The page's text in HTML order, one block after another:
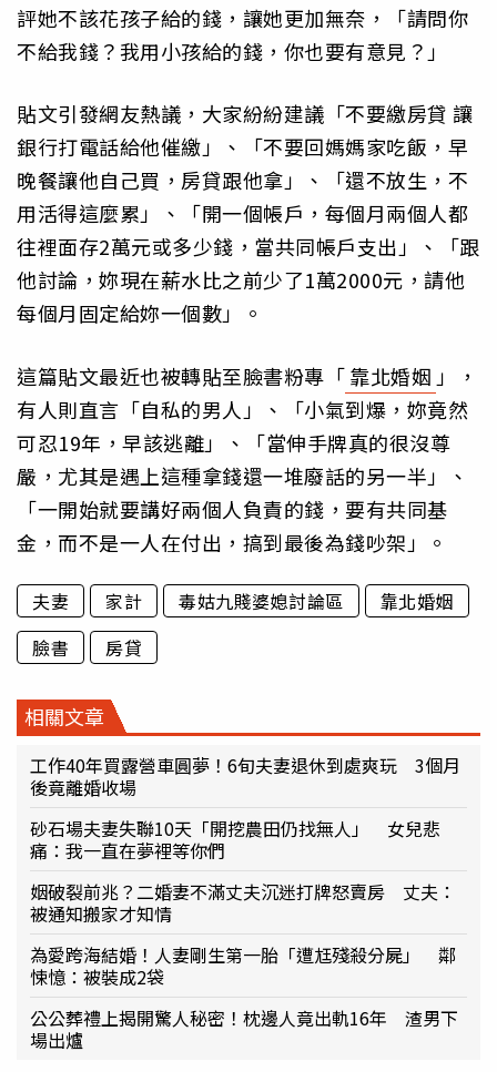
評她不該花孩子給的錢，讓她更加無奈，「請問你
不給我錢？我用小孩給的錢，你也要有意見？」
貼文引發網友熱議，大家紛紛建議「不要繳房貸 讓
銀行打電話給他催繳」、「不要回媽媽家吃飯，早
晚餐讓他自己買，房貸跟他拿」、「還不放生，不
用活得這麼累」、「開一個帳戶，每個月兩個人都
往裡面存2萬元或多少錢，當共同帳戶支出」、「跟
他討論，妳現在薪水比之前少了1萬2000元，請他
每個月固定給妳一個數」。
這篇貼文最近也被轉貼至臉書粉專「靠北婚姻 」，
有人則直言「自私的男人」、「小氣到爆，妳竟然
可忍19年，早該逃離」、「當伸手牌真的很沒尊
嚴，尤其是遇上這種拿錢還一堆廢話的另一半」、
「一開始就要講好兩個人負責的錢，要有共同基
金，而不是一人在付出，搞到最後為錢吵架」。
夫妻 家計 毒姑九賤婆媳討論區
靠北婚姻
臉書
房貸
相關文章
工作40年買露營車圓夢！6旬夫妻退休到處爽玩 3個月
後竟離婚收場
砂石場夫妻失聯10天「開挖農田仍找無人」 女兒悲
痛：我一直在夢裡等你們
姻破裂前兆？二婚妻不滿丈夫沉迷打牌怒賣房 丈夫：
被通知搬家才知情
為愛跨海結婚！人妻剛生第一胎「遭尪殘殺分屍」 鄰
悚憶：被裝成2袋
公公葬禮上揭開驚人秘密！枕邊人竟出軌16年 渣男下
場出爐